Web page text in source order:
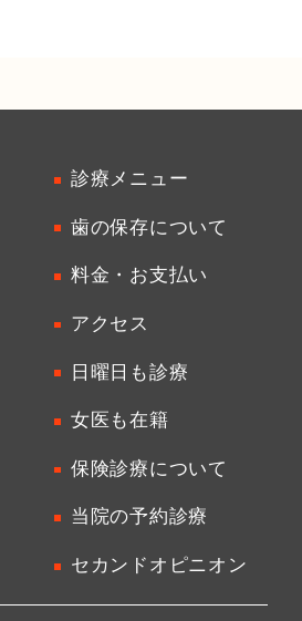
診療メニュー
歯の保存について
料金・お支払い
アクセス
日曜日も診療
女医も在籍
保険診療について
当院の予約診療
セカンドオピニオン